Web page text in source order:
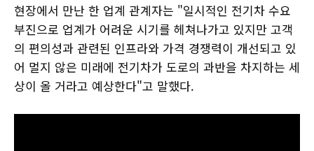
현장에서 만난 한 업계 관계자는 "일시적인 전기차 수요
부진으로 업계가 어려운 시기를 헤쳐나가고 있지만 고객
의 편의성과 관련된 인프라와 가격 경쟁력이 개선되고 있
어 멀지 않은 미래에 전기차가 도로의 과반을 차지하는 세
상이 올 거라고 예상한다"고 말했다.